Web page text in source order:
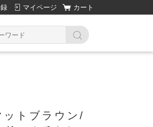
マイページ カート
トブラウン/